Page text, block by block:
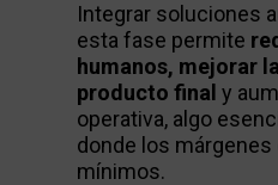
Integrar soluciones
esta fase permite
humanos, mejorar
producto final y
operativa, algo
donde los márgenes
mínimos.